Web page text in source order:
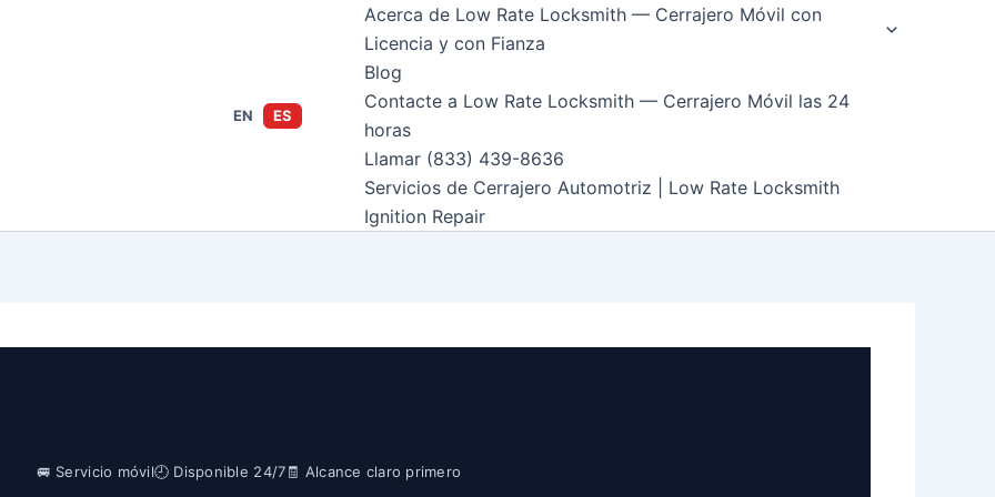
EN ES
Acerca de Low Rate Locksmith — Cerrajero Móvil con
Licencia y con Fianza
Blog
Contacte a Low Rate Locksmith — Cerrajero Móvil las 24
horas
Llamar (833) 439-8636
Servicios de Cerrajero Automotriz | Low Rate Locksmith
Ignition Repair
🚐 Servicio móvil🕘 Disponible 24/7🧾 Alcance claro primero